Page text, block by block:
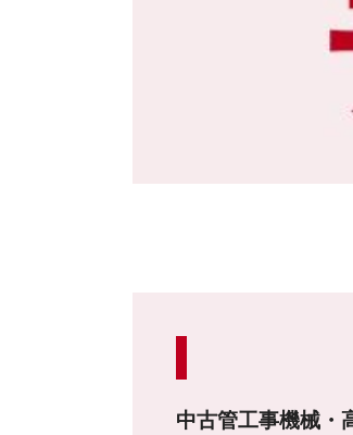
中古管工事機械・